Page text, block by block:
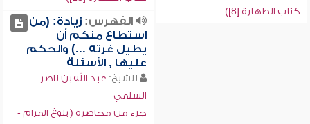
كتاب الطهارة [8])
الفهرس:زيادة: (من
استطاع منكم أن
يطيل غرته ...) والحكم
عليها , الأسئلة
للشيخ: عبد الله بن ناصر
السلمي
جزء من محاضرة ( بلوغ المرام -